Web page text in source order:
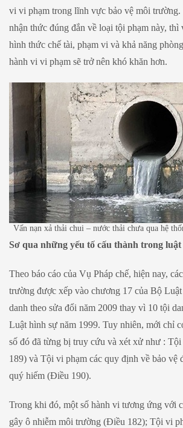
vi vi phạm trong lĩnh vực bảo vệ môi
nhận thức đúng đắn về loại tội phạm này, thì
hình thức chế tài, phạm vi và khả năng
hành vi vi phạm sẽ trở nên khó khăn hơn.
Vấn nạn xả thải chui – nước thải chưa qua hệ
Sơ qua những yếu tố cấu thành trong luật
Theo báo cáo của Vụ Pháp chế, hiện nay,
trường được xếp vào chương 17 của Bộ
danh theo sửa đổi năm 2009 thay vì 10 tội
Luật hình sự năm 1999. Tuy nhiên, mới chỉ
số đó đã từng bị truy cứu và xét xử như :
189) và Tội vi phạm các quy định về bảo vệ
quý hiếm (Điều 190).
Trong khi đó, một số hành vi tương ứng với
gây ô nhiễm môi trường (Điều 182); Tội vi